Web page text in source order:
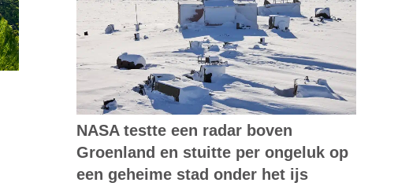
NASA testte een radar boven
Groenland en stuitte per ongeluk op
een geheime stad onder het ijs